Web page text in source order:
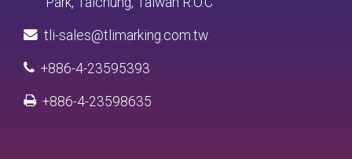
tli-sales@tlimarking.com.tw
+886-4-23595393
+886-4-23598635